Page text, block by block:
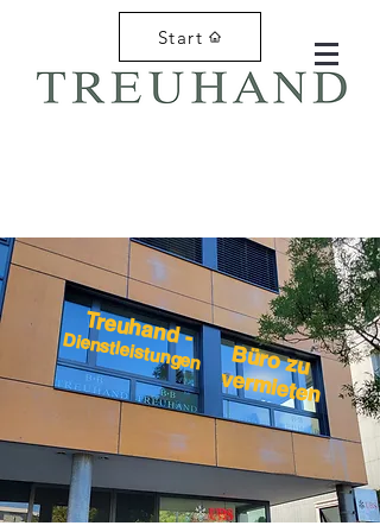
Start
Treuhand -
Büro zu
Dienstleistungen
vermieten